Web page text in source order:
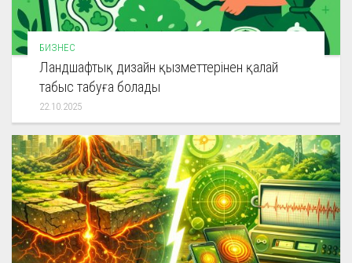
БИЗНЕС
Ландшафтық дизайн қызметтерінен қалай
табыс табуға болады
22.10.2025